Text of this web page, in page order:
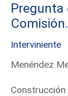
Pregunta
Comisión.
Interviniente
Menéndez
Construcción